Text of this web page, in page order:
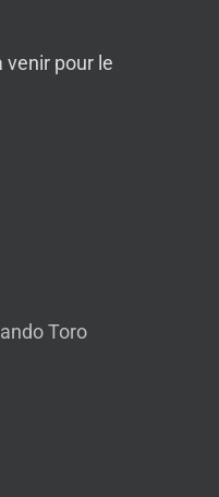
venir pour le
Toro